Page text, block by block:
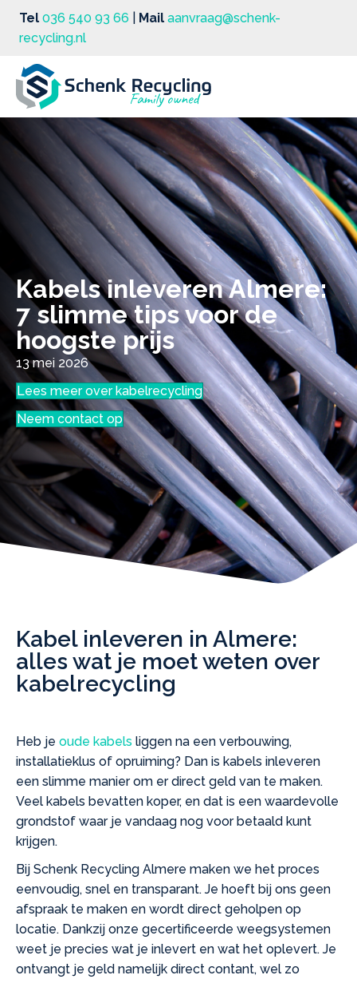
Tel 036 540 93 66 Mail aanvraag@schenk-
recycling.nl
Kabels inleveren Almere:
7 slimme tips voor de
hoogste prijs
13 mei 2026
Lees meer over kabelrecycling
Neem contact op
Kabel inleveren in Almere:
alles wat je moet weten over
kabelrecycling
Heb je oude kabels liggen na een verbouwing,
installatieklus of opruiming? Dan is kabels inleveren
een slimme manier om er direct geld van te maken.
Veel kabels bevatten koper, en dat is een waardevolle
grondstof waar je vandaag nog voor betaald kunt
krijgen.
Bij Schenk Recycling Almere maken we het proces
eenvoudig, snel en transparant. Je hoeft bij ons geen
afspraak te maken en wordt direct geholpen op
locatie. Dankzij onze gecertificeerde weegsystemen
weet je precies wat je inlevert en wat het oplevert. Je
ontvangt je geld namelijk direct contant, wel zo